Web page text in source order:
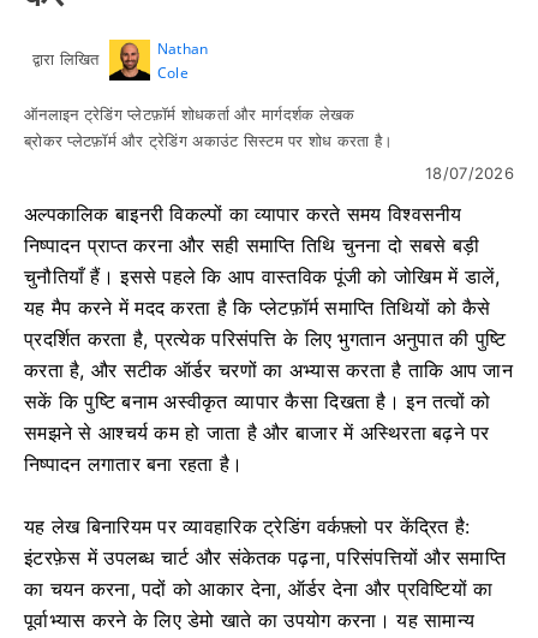
द्वारा लिखित
Nathan
Cole
ऑनलाइन ट्रेडिंग प्लेटफ़ॉर्म शोधकर्ता और मार्गदर्शक लेखक
ब्रोकर प्लेटफ़ॉर्म और ट्रेडिंग अकाउंट सिस्टम पर शोध करता है।
18/07/2026
अल्पकालिक बाइनरी विकल्पों का व्यापार करते समय विश्वसनीय
निष्पादन प्राप्त करना और सही समाप्ति तिथि चुनना दो सबसे बड़ी
चुनौतियाँ हैं। इससे पहले कि आप वास्तविक पूंजी को जोखिम में डालें,
यह मैप करने में मदद करता है कि प्लेटफ़ॉर्म समाप्ति तिथियों को कैसे
प्रदर्शित करता है, प्रत्येक परिसंपत्ति के लिए भुगतान अनुपात की पुष्टि
करता है, और सटीक ऑर्डर चरणों का अभ्यास करता है ताकि आप जान
सकें कि पुष्टि बनाम अस्वीकृत व्यापार कैसा दिखता है। इन तत्वों को
समझने से आश्चर्य कम हो जाता है और बाजार में अस्थिरता बढ़ने पर
निष्पादन लगातार बना रहता है।
यह लेख बिनारियम पर व्यावहारिक ट्रेडिंग वर्कफ़्लो पर केंद्रित है:
इंटरफ़ेस में उपलब्ध चार्ट और संकेतक पढ़ना, परिसंपत्तियों और समाप्ति
का चयन करना, पदों को आकार देना, ऑर्डर देना और प्रविष्टियों का
पूर्वाभ्यास करने के लिए डेमो खाते का उपयोग करना। यह सामान्य